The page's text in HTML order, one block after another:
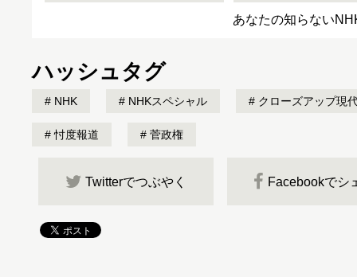
あなたの知らない
ハッシュタグ
NHK NHKスペシャル クローズアップ現
忖度報道 菅政権
Twitterでつぶやく Facebookでシ